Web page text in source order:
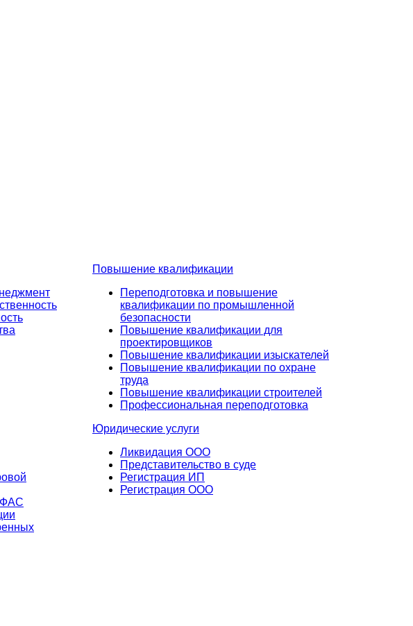
Повышение квалификации
Переподготовка и повышение
квалификации по промышленной
безопасности
Повышение квалификации для
проектировщиков
Повышение квалификации изыскателей
Повышение квалификации по охране
труда
Повышение квалификации строителей
Профессиональная переподготовка
ФАС
Юридические услуги
Ликвидация ООО
Представительство в суде
Регистрация ИП
Регистрация ООО